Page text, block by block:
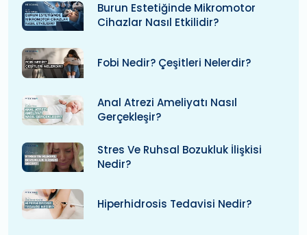
Burun Estetiğinde Mikromotor
Cihazlar Nasıl Etkilidir?
Fobi Nedir? Çeşitleri Nelerdir?
Anal Atrezi Ameliyatı Nasıl
Gerçekleşir?
Stres Ve Ruhsal Bozukluk İlişkisi
Nedir?
Hiperhidrosis Tedavisi Nedir?